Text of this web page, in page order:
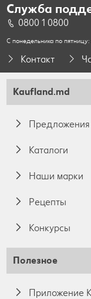
Служба
0800 1 0800
С понедельника по
Контакт
Kaufland.md
Предложения
Каталоги
Наши марки
Pецепты
Конкурсы
Полезное
Приложение